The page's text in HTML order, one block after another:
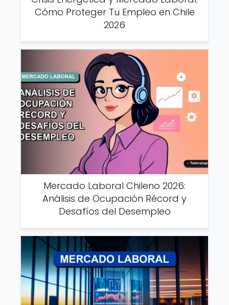
Cómo Proteger Tu Empleo en Chile
2026
Mercado Laboral Chileno 2026:
Análisis de Ocupación Récord y
Desafíos del Desempleo